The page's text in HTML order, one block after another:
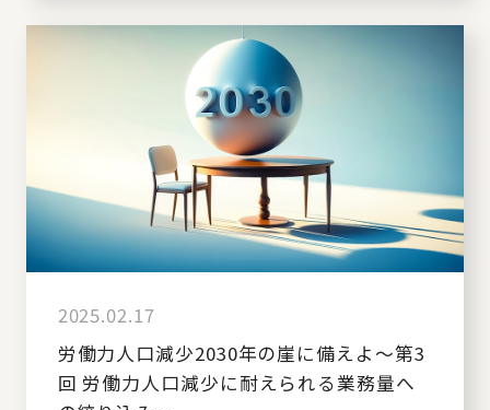
2025.02.17
労働力人口減少2030年の崖に備えよ～第3
回 労働力人口減少に耐えられる業務量へ